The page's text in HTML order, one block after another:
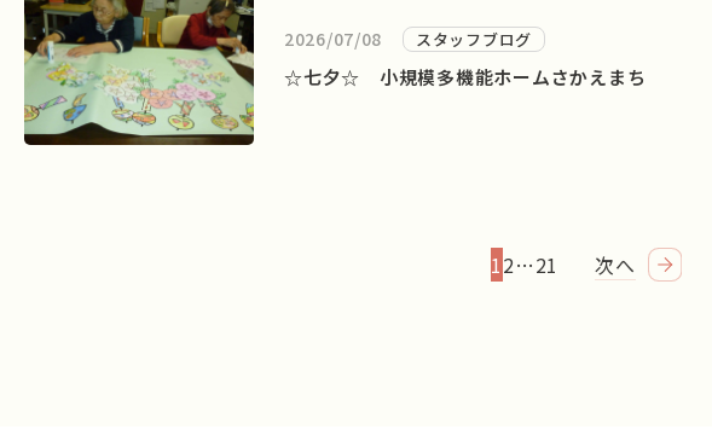
2026/07/08 スタッフブログ
☆七夕☆ 小規模多機能ホームさかえまち
12…21 次へ